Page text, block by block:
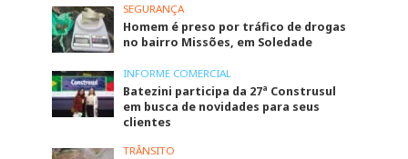
SEGURANÇA
Homem é preso por tráfico de drogas
no bairro Missões, em Soledade
INFORME COMERCIAL
Batezini participa da 27ª Construsul
em busca de novidades para seus
clientes
TRÂNSITO